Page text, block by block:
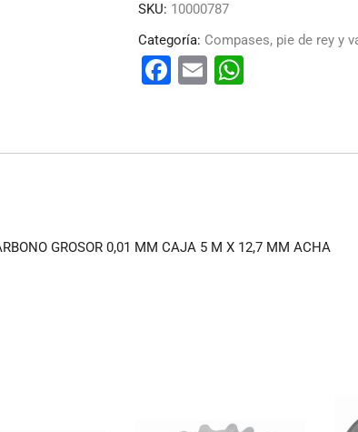
SKU: 10000787
Categoría: Compases, pie de rey y
F
e
o
E
l
s
p
GROSOR 0,01 MM CAJA 5 M X 12,7 MM ACHA